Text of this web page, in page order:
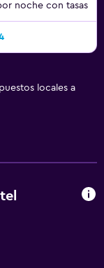
noche con tasas
locales a